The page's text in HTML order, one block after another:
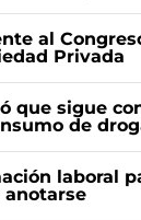
al
Privada
que sigue
de
laboral
anotarse